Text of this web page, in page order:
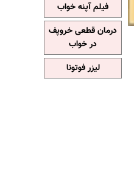
فیلم آپنه خواب
درمان قطعی خروپف
در خواب
لیزر فوتونا